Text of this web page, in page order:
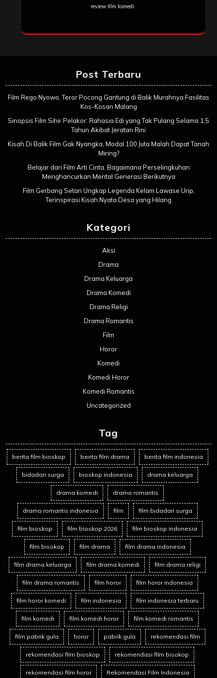
review film komedi
Post Terbaru
Film Rego Nyowo, Teror Pocong Gantung di Balik Murahnya Fasilitas
Kos-Kosan Malang
Sinopsis Film Sihir Pelakor: Rahasia Edi yang Tak Pulang Selama 1,5
Tahun Akibat Jeratan Rini
Kisah Di Balik Film Gak Nyangka, Modal 100 Juta Malah Dapat Tanah
Miring?
Belajar dari Film Arti Cinta, Bagaimana Perselingkuhan
Menghancurkan Mental Generasi Berikutnya
Film Gerbang Setan Ungkap Legenda Kelam Lawase Urip,
Terinspirasi Kisah Nyata Desa yang Hilang
Kategori
Aksi
Drama
Drama Keluarga
Drama Komedi
Drama Religi
Drama Romantis
Film
Horor
Komedi
Komedi Horor
Komedi Romantis
Uncategorized
Tag
berita film bioskop berita film drama berita film indonesia
bidadari surga bioskop indonesia drama keluarga
drama komedi drama romantis
drama romantis indonesia film film bidadari surga
film bioskop film bioskop 2026 film bioskop indonesia
film bisokop film drama film drama indonesia
film drama keluarga film drama komedi film drama religi
film drama romantis film horor film horor indonesia
film horor komedi film indonesia film indonesia terbaru
film komedi film komedi horor film komedi romantis
film pabrik gula horor pabrik gula rekomendasi film
rekomendasi film bioskop rekomendasi film bisokop
rekomendasi film horor Rekomendasi Film Indonesia